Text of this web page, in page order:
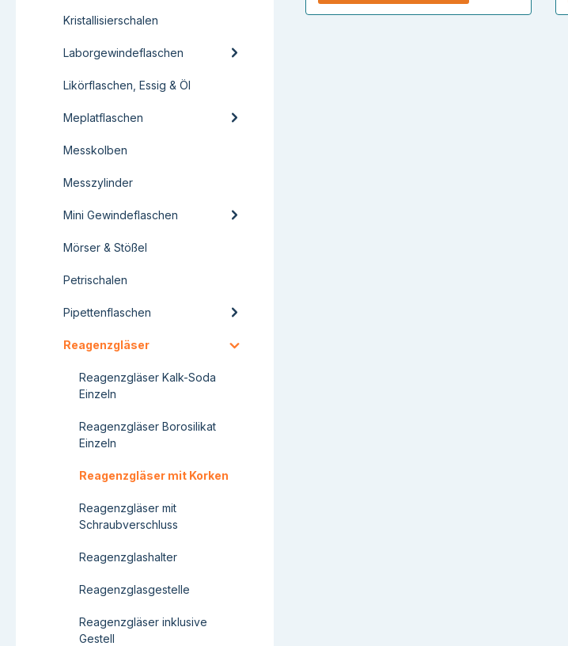
Kristallisierschalen
Laborgewindeflaschen
Likörflaschen, Essig & Öl
Meplatflaschen
Messkolben
Messzylinder
Mini Gewindeflaschen
Mörser & Stößel
Petrischalen
Pipettenflaschen
Reagenzgläser
Reagenzgläser Kalk-Soda
Einzeln
Reagenzgläser Borosilikat
Einzeln
Reagenzgläser mit Korken
Reagenzgläser mit
Schraubverschluss
Reagenzglashalter
Reagenzglasgestelle
Reagenzgläser inklusive
Gestell